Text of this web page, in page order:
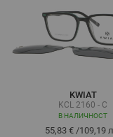
KWIAT
KCL 2160 - C
В НАЛИЧНОСТ
55,83 € /109,19